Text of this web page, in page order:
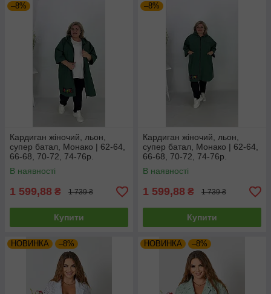
–8%
Кардиган жіночий, льон,
супер батал, Монако | 62-64,
66-68, 70-72, 74-76р.
В наявності
1 599,88 ₴ 1 739 ₴
Купити
–8%
Кардиган жіночий, льон,
супер батал, Монако | 62-64,
66-68, 70-72, 74-76р.
В наявності
1 599,88 ₴ 1 739 ₴
Купити
НОВИНКА –8% НОВИНКА –8%